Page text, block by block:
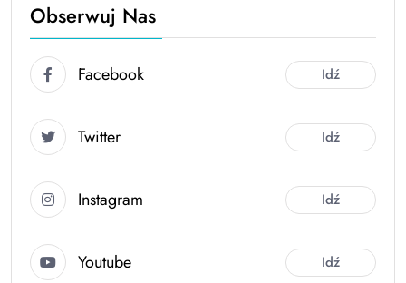
Obserwuj Nas
Facebook Idź
Twitter Idź
Instagram Idź
Youtube Idź